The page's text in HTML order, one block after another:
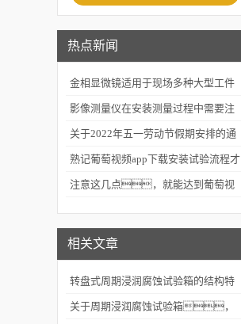
热点新闻
金相显微镜适用于现场多种大型工件
的金相检查
影像测量仪在安装测量过程中需要注
意什么
关于2022年五一劳动节假期安排的通
知
熟记葡萄视频app下载安装试验流程才
能正确使用
注意这几点，就能达到葡萄视
相关文章
转盘式周期浸润腐蚀试验箱的结构特
征
关于周期浸润腐蚀试验箱，